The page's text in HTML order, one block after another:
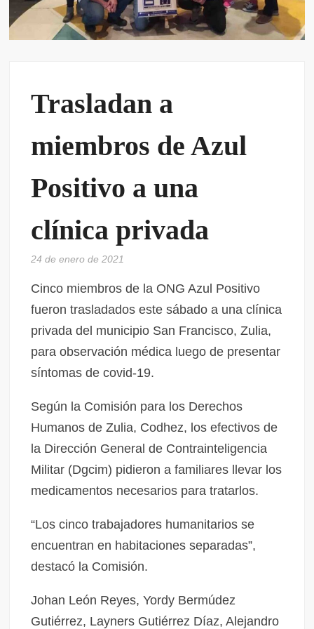
Trasladan a
miembros de Azul
Positivo a una
clínica privada
24 de enero de 2021
Cinco miembros de la ONG Azul Positivo
fueron trasladados este sábado a una clínica
privada del municipio San Francisco, Zulia,
para observación médica luego de presentar
síntomas de covid-19.
Según la Comisión para los Derechos
Humanos de Zulia, Codhez, los efectivos de
la Dirección General de Contrainteligencia
Militar (Dgcim) pidieron a familiares llevar los
medicamentos necesarios para tratarlos.
“Los cinco trabajadores humanitarios se
encuentran en habitaciones separadas”,
destacó la Comisión.
Johan León Reyes, Yordy Bermúdez
Gutiérrez, Layners Gutiérrez Díaz, Alejandro